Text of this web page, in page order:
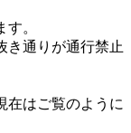
。
き通りが通行禁止
在はご覧のように